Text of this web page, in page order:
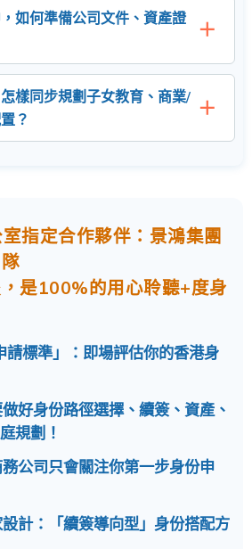
如何準備公司文件、資產證
樣同步規劃子女教育、商業/
？
指定合作夥伴：景鴻集團
是100%的用心聆聽+度身
請標準」：即場評估你的香港身
好身份路徑選擇、續簽、資產、
規劃！
公司只會關注你第一步身份申
計：「續簽導向型」身份搭配方